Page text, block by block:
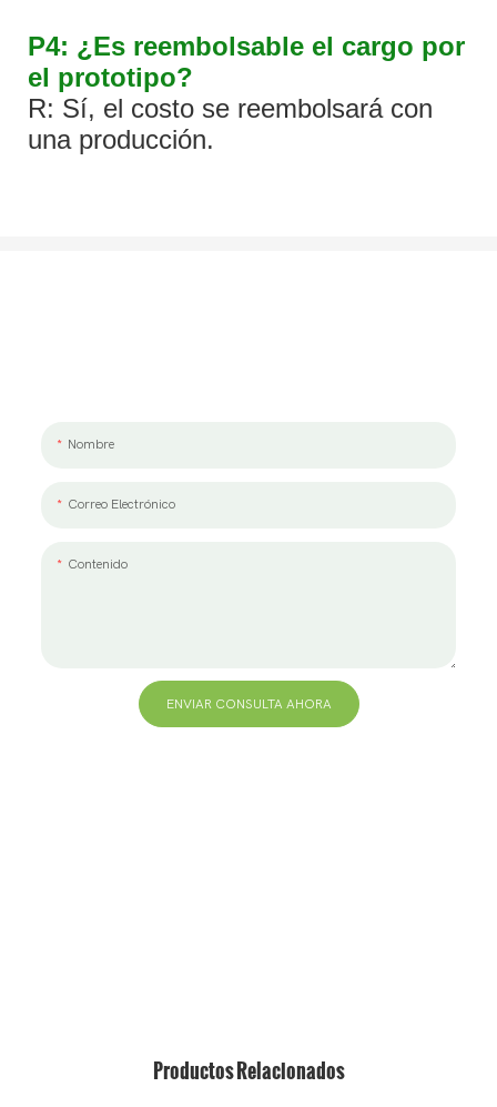
P4: ¿Es reembolsable el cargo por
el prototipo?
R: Sí, el costo se reembolsará con
una producción.
Nombre
Correo Electrónico
Contenido
ENVIAR CONSULTA AHORA
Productos Relacionados